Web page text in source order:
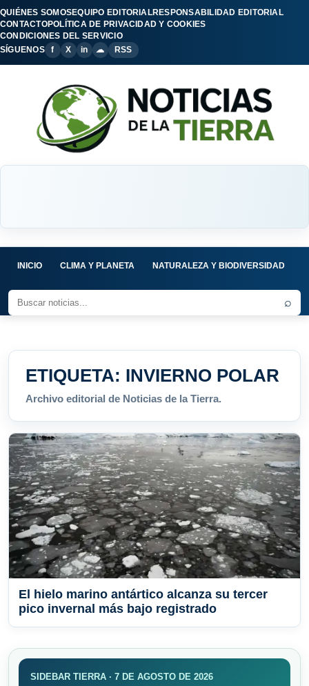
QUIÉNES SOMOSEQUIPO EDITORIALRESPONSABILIDAD EDITORIAL
CONTACTOPOLÍTICA DE PRIVACIDAD Y COOKIES
CONDICIONES DEL SERVICIO
SÍGUENOS
f X in ☁ RSS
INICIO CLIMA Y PLANETA NATURALEZA Y BIODIVERSIDAD
⌕
ETIQUETA: INVIERNO POLAR
Archivo editorial de Noticias de la Tierra.
El hielo marino antártico alcanza su tercer
pico invernal más bajo registrado
SIDEBAR TIERRA · 7 DE AGOSTO DE 2026